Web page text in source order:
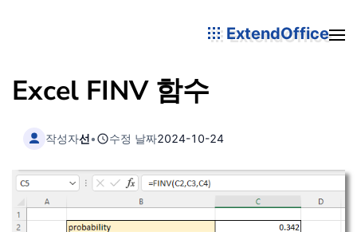
ExtendOffice
Excel FINV 함수
작성자선• 수정 날짜2024-10-24